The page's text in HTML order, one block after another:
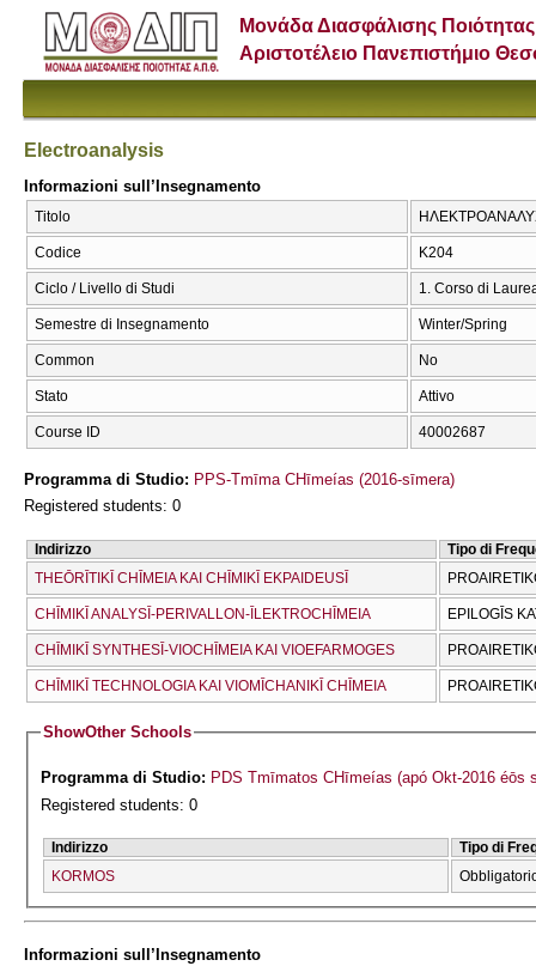
Μονάδα Διασφάλισης Ποιότητας
Αριστοτέλειο Πανεπιστήμιο
Electroanalysis
Informazioni sull’Insegnamento
Titolo
Codice Κ204
Ciclo / Livello di Studi 1. Corso di
Semestre di Insegnamento Winter/Spring
Common No
Stato Attivo
Course ID 40002687
Programma di Studio: PPS-Tmīma CΗīmeías (2016-sīmera)
Registered students: 0
Indirizzo
Tipo di
THEŌRĪTIKĪ CΗĪMEIA KAI CΗĪMIKĪ EKPAIDEUSĪ
CΗĪMIKĪ ANALYSĪ-PERIVALLON-ĪLEKTROCΗĪMEIA EPILOGĪS
CΗĪMIKĪ SYNTHESĪ-VIOCΗĪMEIA KAI VIOEFARMOGES
CΗĪMIKĪ TECΗNOLOGIA KAI VIOMĪCΗANIKĪ CΗĪMEIA
ShowOther Schools
Programma di Studio: PDS Tmīmatos CΗīmeías (apó Okt-2016 éōs
Registered students: 0
Indirizzo
Tipo di
KORMOS
Informazioni sull’Insegnamento